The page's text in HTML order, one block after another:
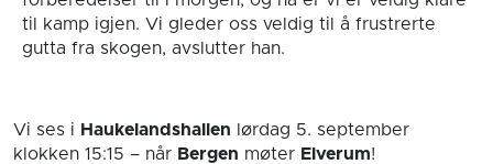
til kamp igjen. Vi gleder oss veldig til å frustrerte
gutta fra skogen, avslutter han.
Vi ses i Haukelandshallen lørdag 5. september
klokken 15:15 – når Bergen møter Elverum!